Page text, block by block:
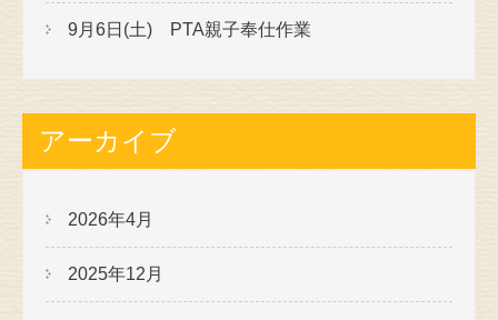
9月6日(土) PTA親子奉仕作業
アーカイブ
2026年4月
2025年12月